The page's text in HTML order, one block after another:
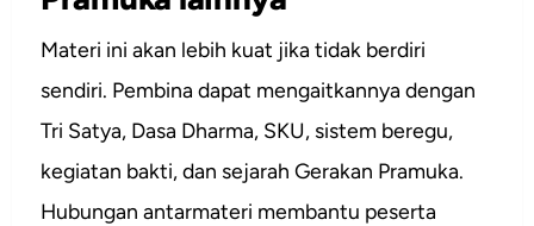
Materi ini akan lebih kuat jika tidak berdiri
sendiri. Pembina dapat mengaitkannya dengan
Tri Satya, Dasa Dharma, SKU, sistem beregu,
kegiatan bakti, dan sejarah Gerakan Pramuka.
Hubungan antarmateri membantu peserta